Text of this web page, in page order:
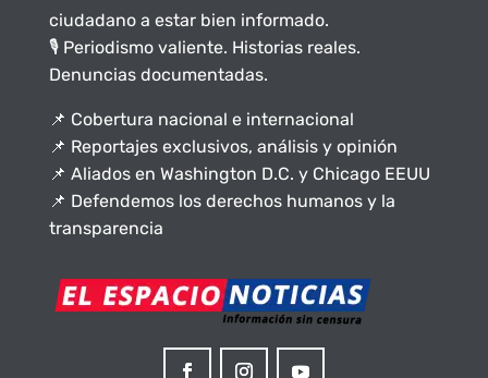
ciudadano a estar bien informado.
🎙️ Periodismo valiente. Historias reales.
Denuncias documentadas.
📌 Cobertura nacional e internacional
📌 Reportajes exclusivos, análisis y opinión
📌 Aliados en Washington D.C. y Chicago EEUU
📌 Defendemos los derechos humanos y la
transparencia